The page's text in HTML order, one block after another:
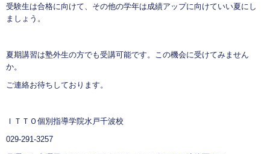
受験生は合格に向けて、その他の学年は成績アップに向けていい夏にし
ましょう。
夏期講習は塾外生の方でも受講可能です。この機会に受けてみません
か。
ご連絡お待ちしております。
ＩＴＴＯ個別指導学院水戸千波校
029-291-3257